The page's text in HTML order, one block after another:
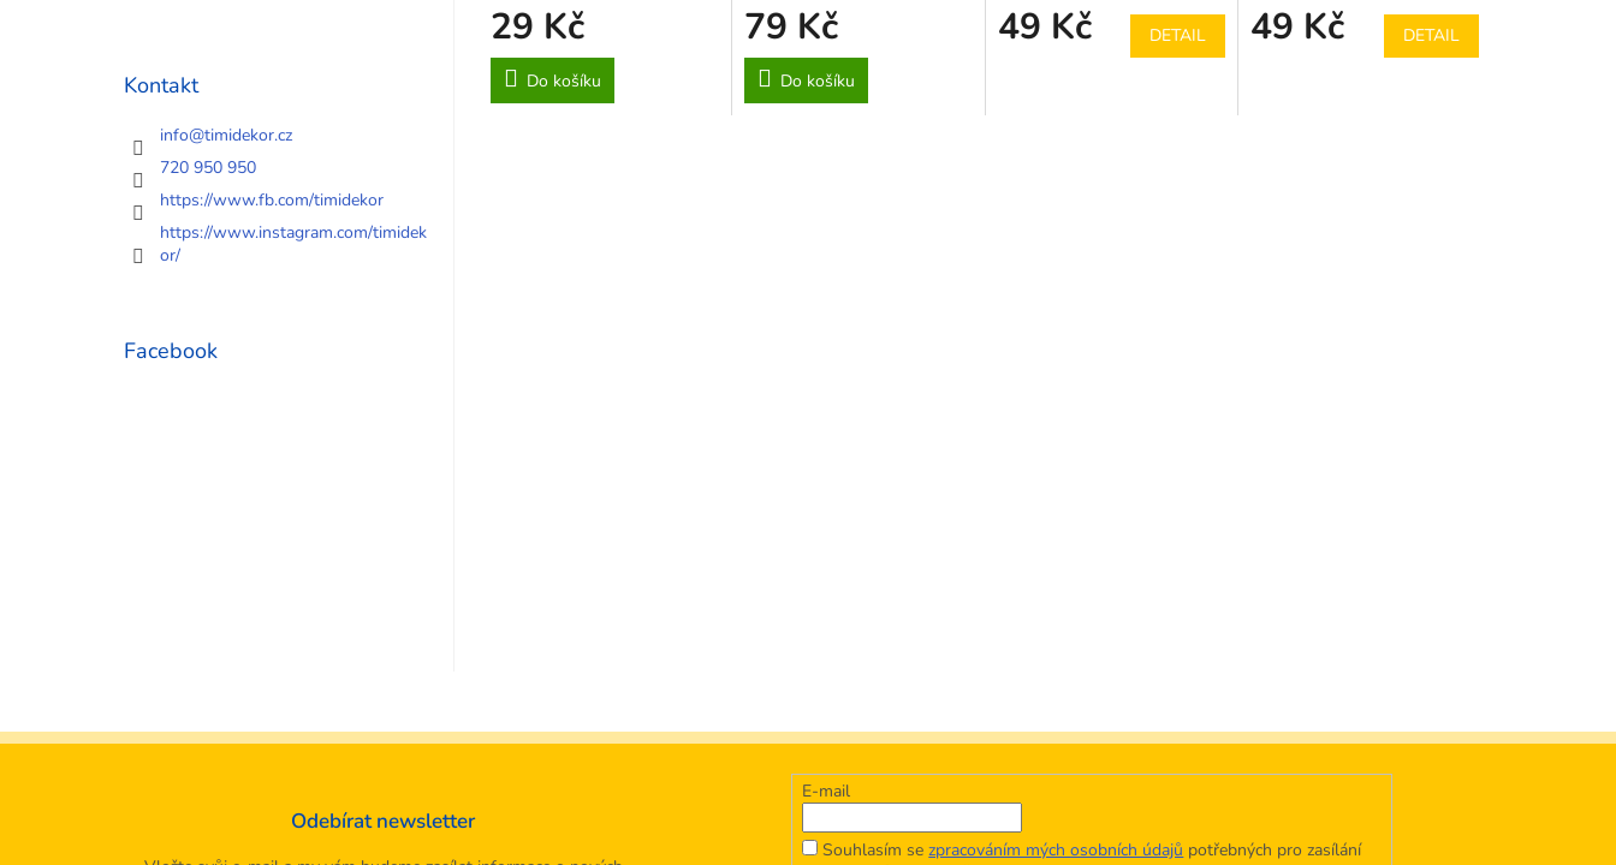
Kontakt
info@timidekor.cz
720 950 950
https://www.fb.com/timidekor
https://www.instagram.com/timidek
or/
Facebook
29 Kč
Do košíku
produktu
je
3,7
79 Kč
Do košíku
produktu
49 Kč DETAIL 49 Kč DETAIL
Odebírat newsletter
E-mail
Souhlasím sezpracováním mých osobních údajů potřebných pro zasílání